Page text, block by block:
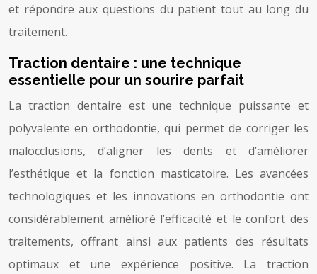
et répondre aux questions du patient tout au long du
traitement.
Traction dentaire : une technique
essentielle pour un sourire parfait
La traction dentaire est une technique puissante et
polyvalente en orthodontie, qui permet de corriger les
malocclusions, d’aligner les dents et d’améliorer
l’esthétique et la fonction masticatoire. Les avancées
technologiques et les innovations en orthodontie ont
considérablement amélioré l’efficacité et le confort des
traitements, offrant ainsi aux patients des résultats
optimaux et une expérience positive. La traction